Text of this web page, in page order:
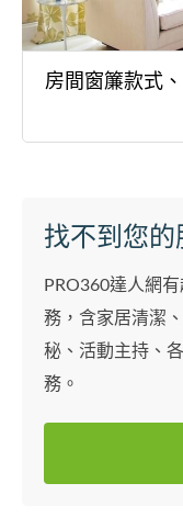
房間窗簾款式
找不到您的
PRO360達人網
務，含家居清潔
秘、活動主持、
務。